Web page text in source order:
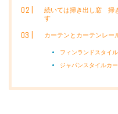
続いては掃き出し窓 掃
す
カーテンとカーテンレー
フィンランドスタイ
ジャパンスタイルカ